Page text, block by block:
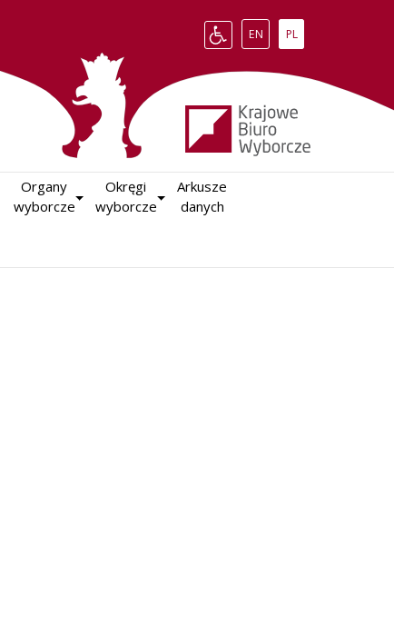
Change language to English
EN Zmień język na
PL
Organy
wyborcze
Okręgi
wyborcze
Arkusze
danych